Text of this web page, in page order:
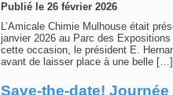
Publié le 26 février 2026
L’Amicale Chimie Mulhouse était
janvier 2026 au Parc des
cette occasion, le président E.
avant de laisser place à une belle […]
Save-the-date!